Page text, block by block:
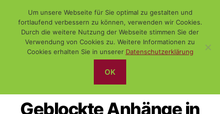
WiSch
Kategorien
WINDOWS
Geblockte Anhänge in
Um unsere Webseite für Sie optimal zu gestalten und
fortlaufend verbessern zu können, verwenden wir Cookies.
Durch die weitere Nutzung der Webseite stimmen Sie der
Verwendung von Cookies zu. Weitere Informationen zu
Cookies erhalten Sie in unserer Datenschutzerklärung
OK